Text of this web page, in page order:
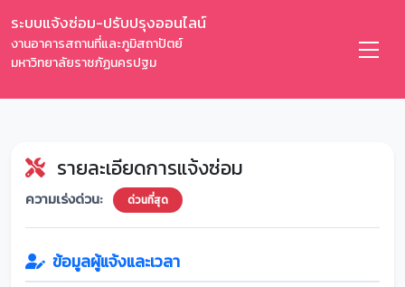
ระบบแจ้งซ่อม-ปรับปรุงออนไลน์
งานอาคารสถานที่และภูมิสถาปัตย์
มหาวิทยาลัยราชภัฏนครปฐม
รายละเอียดการแจ้งซ่อม
ความเร่งด่วน: ด่วนที่สุด
ข้อมูลผู้แจ้งและเวลา